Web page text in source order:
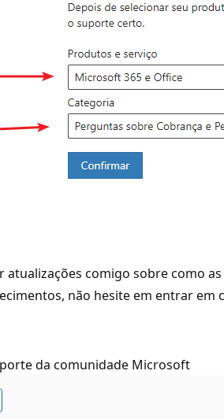
comigo sobre como
não hesite em entrar
da comunidade Microsoft